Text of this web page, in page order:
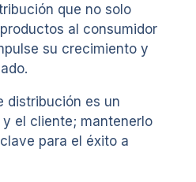
que no solo
al consumidor
su crecimiento y
distribución es un
el cliente; mantenerlo
para el éxito a